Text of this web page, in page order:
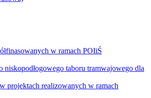
w ramach POIiŚ
taboru tramwajowego dla
projektach realizowanych w ramach